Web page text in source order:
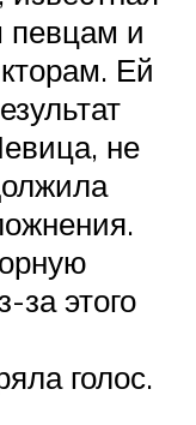
певцам и
Ей
не
за этого
голос.